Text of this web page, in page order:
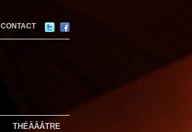
CONTACT
THÉÂÂÂTRE